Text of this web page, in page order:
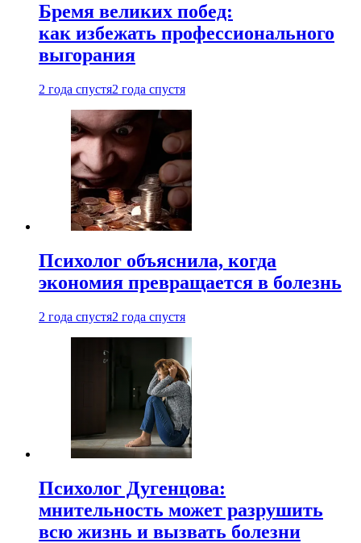
Бремя великих побед:
как избежать профессионального
выгорания
2 года спустя2 года спустя
Психолог объяснила, когда
экономия превращается в болезнь
2 года спустя2 года спустя
Психолог Дугенцова:
мнительность может разрушить
всю жизнь и вызвать болезни